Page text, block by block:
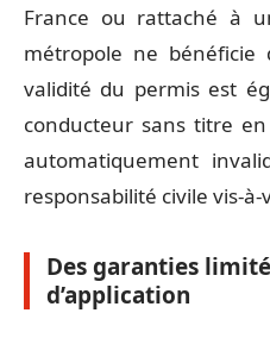
France ou rattaché à
métropole ne bénéficie
validité du permis est
conducteur sans titre
automatiquement
responsabilité civile vis-à-
Des garanties
d’application